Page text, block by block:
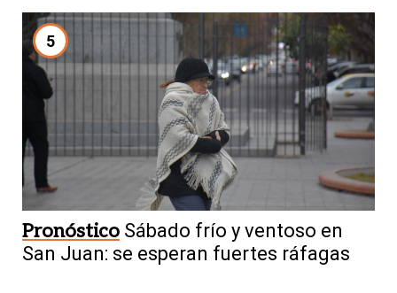
5
Pronóstico Sábado frío y ventoso en
San Juan: se esperan fuertes ráfagas